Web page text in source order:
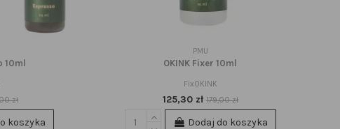
10ml
zł
koszyka
PMU
OKINK Fixer 10ml
FixOKINK
125,30 zł 179,00 zł
Dodaj do koszyka